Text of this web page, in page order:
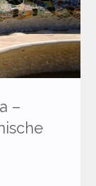
–